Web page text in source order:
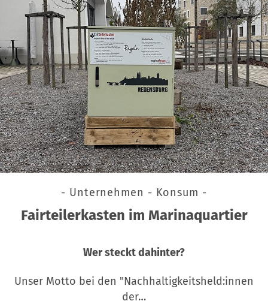
- Unternehmen - Konsum -
Fairteilerkasten im Marinaquartier
Wer steckt dahinter?
Unser Motto bei den "Nachhaltigkeitsheld:innen
der…